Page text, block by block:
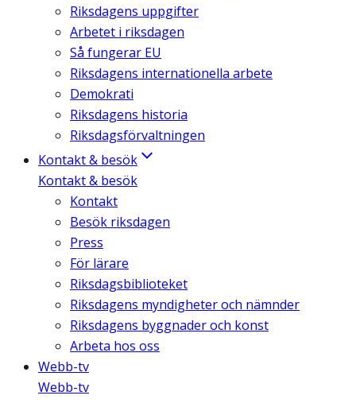
Riksdagens uppgifter
Arbetet i riksdagen
Så fungerar EU
Riksdagens internationella arbete
Demokrati
Riksdagens historia
Riksdagsförvaltningen
Kontakt & besök
Kontakt & besök
Kontakt
Besök riksdagen
Press
För lärare
Riksdagsbiblioteket
Riksdagens myndigheter och nämnder
Riksdagens byggnader och konst
Arbeta hos oss
Webb-tv
Webb-tv